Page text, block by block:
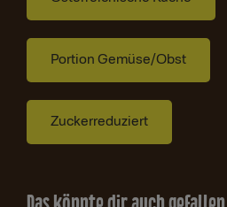
Portion Gemüse/Obst
Zuckerreduziert